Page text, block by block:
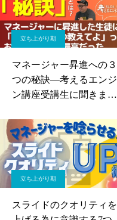
立ち上がり期
マネージャー昇進への３
つの秘訣—考えるエンジ
ン講座受講生に聞きまし
立ち上がり期
スライドのクオリティを